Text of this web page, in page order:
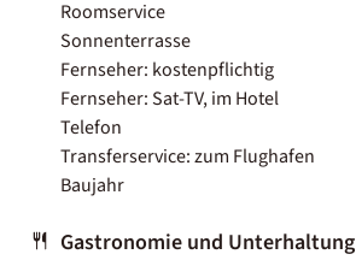
Roomservice
Sonnenterrasse
Fernseher: kostenpflichtig
Fernseher: Sat-TV, im Hotel
Telefon
Transferservice: zum Flughafen
Baujahr
Gastronomie und Unterhaltung